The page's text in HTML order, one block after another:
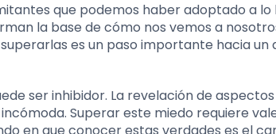
que podemos haber adoptado a lo
la base de cómo nos vemos a
es un paso importante hacia un
ser inhibidor. La revelación de
Superar este miedo requiere